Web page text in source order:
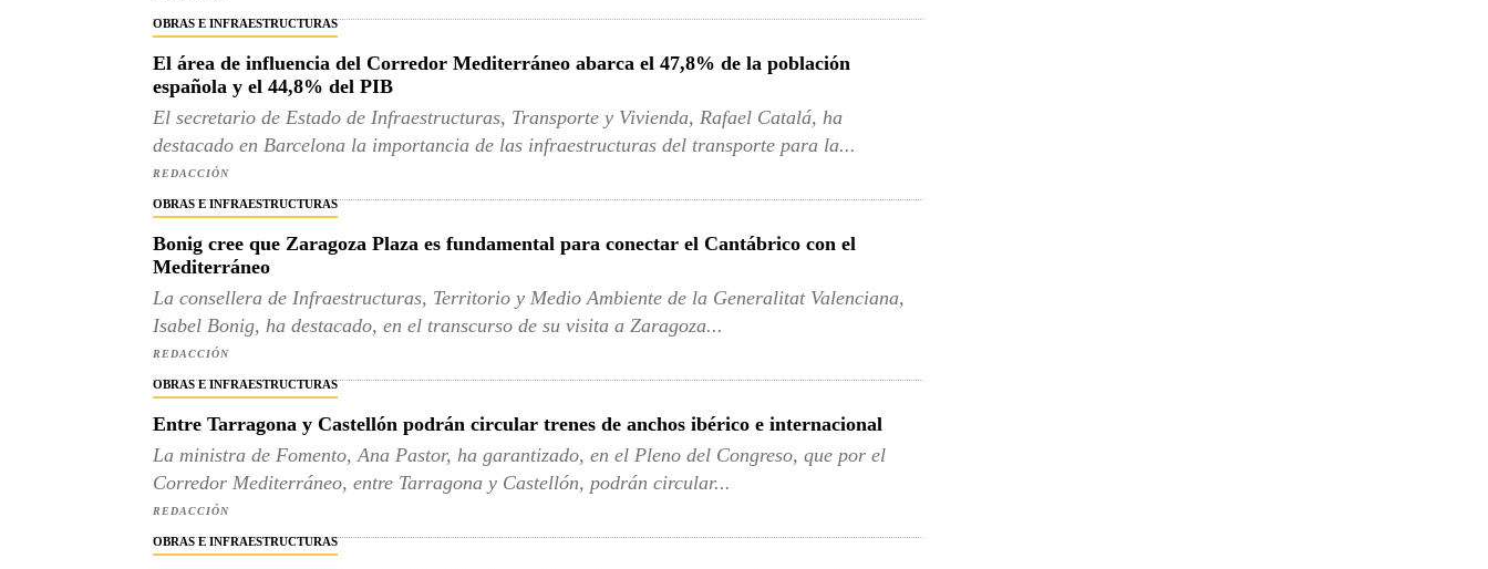
OBRAS E INFRAESTRUCTURAS
El área de influencia del Corredor Mediterráneo abarca el 47,8% de la población
española y el 44,8% del PIB
El secretario de Estado de Infraestructuras, Transporte y Vivienda, Rafael Catalá, ha
destacado en Barcelona la importancia de las infraestructuras del transporte para la...
REDACCIÓN
OBRAS E INFRAESTRUCTURAS
Bonig cree que Zaragoza Plaza es fundamental para conectar el Cantábrico con el
Mediterráneo
La consellera de Infraestructuras, Territorio y Medio Ambiente de la Generalitat Valenciana,
Isabel Bonig, ha destacado, en el transcurso de su visita a Zaragoza...
REDACCIÓN
OBRAS E INFRAESTRUCTURAS
Entre Tarragona y Castellón podrán circular trenes de anchos ibérico e internacional
La ministra de Fomento, Ana Pastor, ha garantizado, en el Pleno del Congreso, que por el
Corredor Mediterráneo, entre Tarragona y Castellón, podrán circular...
REDACCIÓN
OBRAS E INFRAESTRUCTURAS